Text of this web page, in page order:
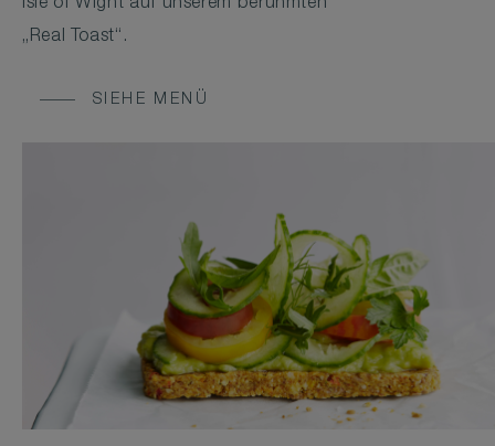
Isle of Wight auf unserem berühmten
„Real Toast“.
SIEHE MENÜ